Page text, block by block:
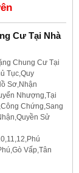
Cư Tại Nhà
Chung Cư Tại
Tục,Quy
Sơ,Nhận
Nhượng,Tại
Chứng,Sang
Sử
Vấp,Tân